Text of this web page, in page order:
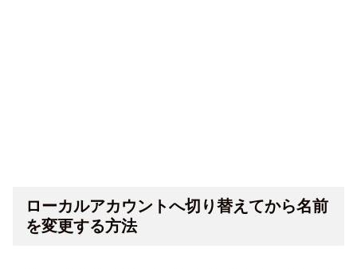
ローカルアカウントへ切り替えてから名前
を変更する方法